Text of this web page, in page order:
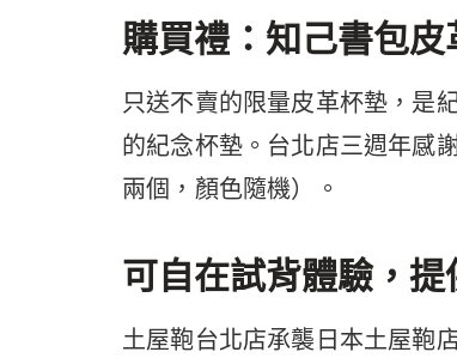
購買禮：知己書包
只送不賣的限量皮革杯墊，是
的紀念杯墊。台北店三週年感
兩個，顏色隨機）。
可自在試背體驗，
土屋鞄台北店承襲日本土屋鞄